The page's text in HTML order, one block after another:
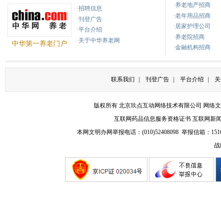
中华第一养老门户
·招聘信息
·刊登广告
·平台介绍
·关于中华养老网
·养老地产招商
·老年用品招商
·居家护理公司
·养老院招商
·金融机构招商
联系我们 刊登广告 平台介绍
版权所有 北京玖点互动网络技术有限公司 网络
互联网药品信息服务资格证书 互联网新
本网文明办网举报电话：(010)52408098 举报信箱：